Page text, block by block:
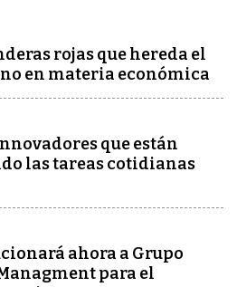
rojas que hereda el
en materia económica
que están
las tareas cotidianas
ahora a Grupo
para el